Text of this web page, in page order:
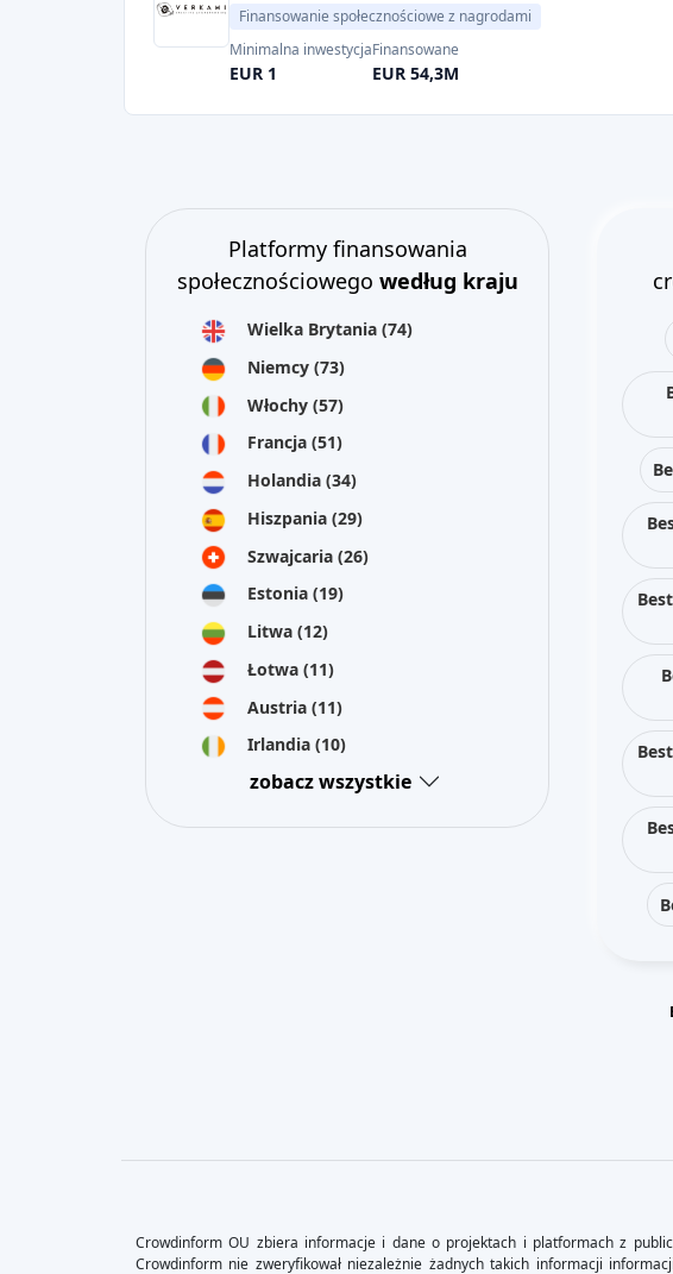
Finansowanie społecznościowe z nagrodami
Minimalna inwestycja
EUR 1
Finansowane
EUR 54,3M
Platformy finansowania
społecznościowego według kraju
Wielka Brytania (74)
Niemcy (73)
Włochy (57)
Francja (51)
Holandia (34)
Hiszpania (29)
Szwajcaria (26)
Estonia (19)
Litwa (12)
Łotwa (11)
Austria (11)
Irlandia (10)
zobacz wszystkie
Crowdinform OU zbiera informacje i dane o projektach i platformach z
Crowdinform nie zweryfikował niezależnie żadnych takich informacji